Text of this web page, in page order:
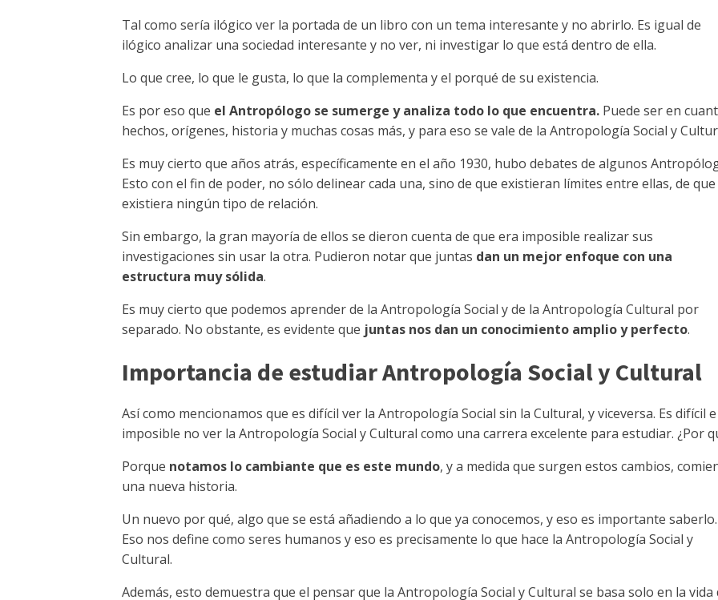
Tal como sería ilógico ver la portada de un libro con un tema interesante y no abrirlo. Es igual de
ilógico analizar una sociedad interesante y no ver, ni investigar lo que está dentro de ella.
Lo que cree, lo que le gusta, lo que la complementa y el porqué de su existencia.
Es por eso que el Antropólogo se sumerge y analiza todo lo que encuentra. Puede ser en
hechos, orígenes, historia y muchas cosas más, y para eso se vale de la Antropología Social y
Es muy cierto que años atrás, específicamente en el año 1930, hubo debates de algunos
Esto con el fin de poder, no sólo delinear cada una, sino de que existieran límites entre ellas, de
existiera ningún tipo de relación.
Sin embargo, la gran mayoría de ellos se dieron cuenta de que era imposible realizar sus
investigaciones sin usar la otra. Pudieron notar que juntas dan un mejor enfoque con una
estructura muy sólida.
Es muy cierto que podemos aprender de la Antropología Social y de la Antropología Cultural por
separado. No obstante, es evidente que juntas nos dan un conocimiento amplio y perfecto.
Importancia de estudiar Antropología Social y Cultural
Así como mencionamos que es difícil ver la Antropología Social sin la Cultural, y viceversa. Es difícil e
imposible no ver la Antropología Social y Cultural como una carrera excelente para estudiar. ¿Por
Porque notamos lo cambiante que es este mundo, y a medida que surgen estos cambios,
una nueva historia.
Un nuevo por qué, algo que se está añadiendo a lo que ya conocemos, y eso es importante saberlo.
Eso nos define como seres humanos y eso es precisamente lo que hace la Antropología Social y
Cultural.
Además, esto demuestra que el pensar que la Antropología Social y Cultural se basa solo en la vida